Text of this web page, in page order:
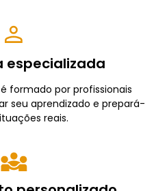
especializada
formado por profissionais
seu aprendizado e prepará-
reais.